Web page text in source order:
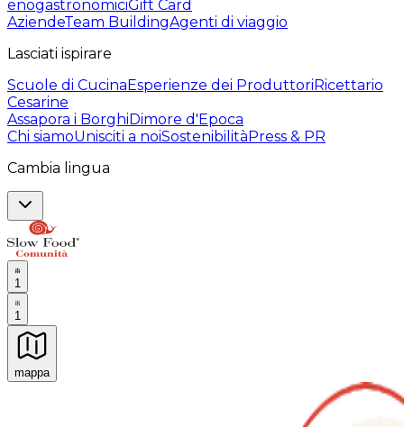
enogastronomiciGift Card
AziendeTeam BuildingAgenti di viaggio
Lasciati ispirare
Scuole di CucinaEsperienze dei ProduttoriRicettario
Cesarine
Assapora i BorghiDimore d'Epoca
Chi siamoUnisciti a noiSostenibilitàPress & PR
Cambia lingua
1
1
mappa
Esperienze culinarie indimenticabili: Esperienze